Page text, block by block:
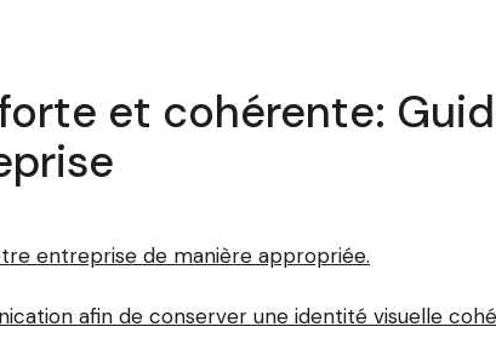
et cohérente:
entreprise de manière appropriée.
afin de conserver une identité visuelle